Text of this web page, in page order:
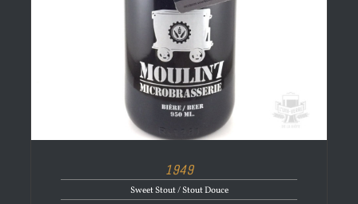
1949
Sweet Stout / Stout Douce